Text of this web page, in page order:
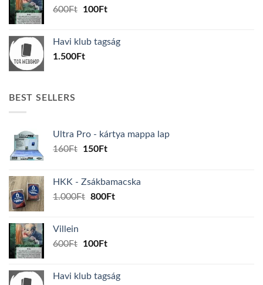
600Ft
Original
600Ft.
100FtCurrent
100Ft.
Havi klub tagság
1.500Ft
BEST SELLERS
Ultra Pro - kártya mappa lap
160Ft
Original
160Ft.
150FtCurrent
150Ft.
HKK - Zsákbamacska
1.000Ft Original
800FtCurrent
Villein
600Ft
Original
600Ft.
100FtCurrent
100Ft.
Havi klub tagság